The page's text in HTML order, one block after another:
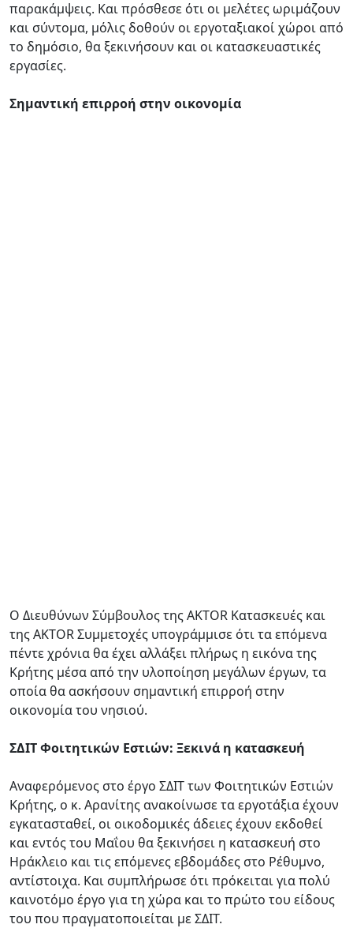
παρακάμψεις. Και πρόσθεσε ότι οι μελέτες ωριμάζουν
και σύντομα, μόλις δοθούν οι εργοταξιακοί χώροι από
το δημόσιο, θα ξεκινήσουν και οι κατασκευαστικές
εργασίες.
Σημαντική επιρροή στην οικονομία
Ο Διευθύνων Σύμβουλος της AKTOR Κατασκευές και
της AKTOR Συμμετοχές υπογράμμισε ότι τα επόμενα
πέντε χρόνια θα έχει αλλάξει πλήρως η εικόνα της
Κρήτης μέσα από την υλοποίηση μεγάλων έργων, τα
οποία θα ασκήσουν σημαντική επιρροή στην
οικονομία του νησιού.
ΣΔΙΤ Φοιτητικών Εστιών: Ξεκινά η κατασκευή
Αναφερόμενος στο έργο ΣΔΙΤ των Φοιτητικών Εστιών
Κρήτης, ο κ. Αρανίτης ανακοίνωσε τα εργοτάξια έχουν
εγκατασταθεί, οι οικοδομικές άδειες έχουν εκδοθεί
και εντός του Μαΐου θα ξεκινήσει η κατασκευή στο
Ηράκλειο και τις επόμενες εβδομάδες στο Ρέθυμνο,
αντίστοιχα. Και συμπλήρωσε ότι πρόκειται για πολύ
καινοτόμο έργο για τη χώρα και το πρώτο του είδους
του που πραγματοποιείται με ΣΔΙΤ.